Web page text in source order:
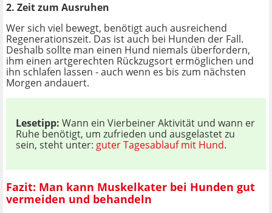
2. Zeit zum Ausruhen
Wer sich viel bewegt, benötigt auch ausreichend
Regenerationszeit. Das ist auch bei Hunden der Fall.
Deshalb sollte man einen Hund niemals überfordern,
ihm einen artgerechten Rückzugsort ermöglichen und
ihn schlafen lassen - auch wenn es bis zum nächsten
Morgen andauert.
Lesetipp: Wann ein Vierbeiner Aktivität und wann er
Ruhe benötigt, um zufrieden und ausgelastet zu
sein, steht unter: guter Tagesablauf mit Hund.
Fazit: Man kann Muskelkater bei Hunden gut
vermeiden und behandeln